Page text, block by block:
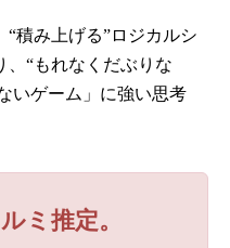
積み上げる”ロジカルシ
、“もれなくだぶりな
いゲーム」に強い思考
ミ推定。